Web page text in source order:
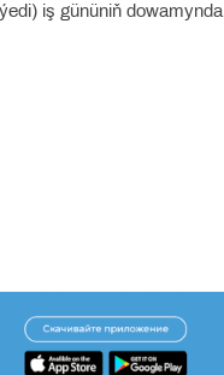
iş gününiň dowamynda